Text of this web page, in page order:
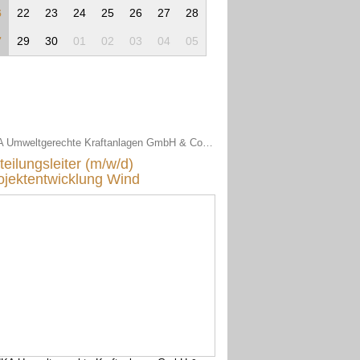
22 23 24 25 26 27 28
29 30 01 02 03 04 05
UKA Umweltgerechte Kraftanlagen GmbH & Co. KG
(m/w/d)
Wind